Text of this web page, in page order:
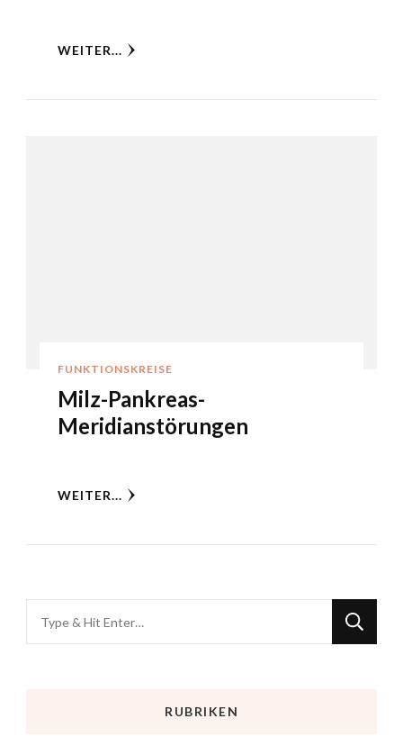
WEITER...
FUNKTIONSKREISE
Milz-Pankreas-
Meridianstörungen
WEITER...
RUBRIKEN